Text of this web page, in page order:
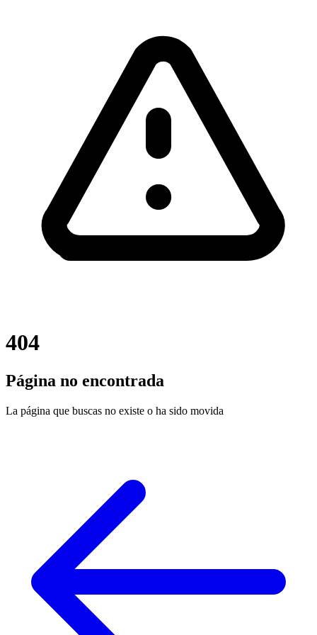
404
Página no encontrada
La página que buscas no existe o ha sido movida